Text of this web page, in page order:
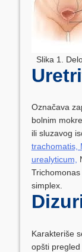
Slika 1.
Označava
bolnim
ili sluzavog
trachomatis,
urealyticum,
simplex.
Karakteriše
opšti